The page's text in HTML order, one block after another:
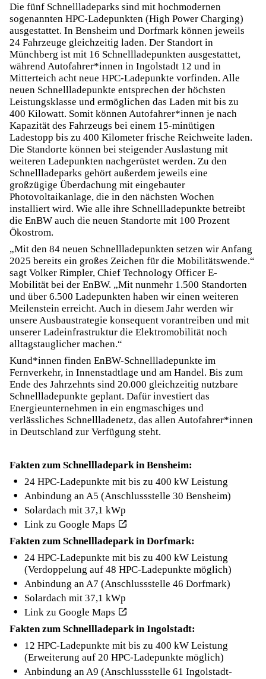
Die fünf Schnellladeparks sind mit hochmodernen
sogenannten HPC-Ladepunkten (High Power Charging)
ausgestattet. In Bensheim und Dorfmark können jeweils
24 Fahrzeuge gleichzeitig laden. Der Standort in
Münchberg ist mit 16 Schnellladepunkten ausgestattet,
während Autofahrer*innen in Ingolstadt 12 und in
Mitterteich acht neue HPC-Ladepunkte vorfinden. Alle
neuen Schnellladepunkte entsprechen der höchsten
Leistungsklasse und ermöglichen das Laden mit bis zu
400 Kilowatt. Somit können Autofahrer*innen je nach
Kapazität des Fahrzeugs bei einem 15-minütigen
Ladestopp bis zu 400 Kilometer frische Reichweite laden.
Die Standorte können bei steigender Auslastung mit
weiteren Ladepunkten nachgerüstet werden. Zu den
Schnellladeparks gehört außerdem jeweils eine
großzügige Überdachung mit eingebauter
Photovoltaikanlage, die in den nächsten Wochen
installiert wird. Wie alle ihre Schnellladepunkte betreibt
die EnBW auch die neuen Standorte mit 100 Prozent
Ökostrom.
„Mit den 84 neuen Schnellladepunkten setzen wir Anfang
2025 bereits ein großes Zeichen für die Mobilitätswende.“
sagt Volker Rimpler, Chief Technology Officer E-
Mobilität bei der EnBW. „Mit nunmehr 1.500 Standorten
und über 6.500 Ladepunkten haben wir einen weiteren
Meilenstein erreicht. Auch in diesem Jahr werden wir
unsere Ausbaustrategie konsequent vorantreiben und mit
unserer Ladeinfrastruktur die Elektromobilität noch
alltagstauglicher machen.“
Kund*innen finden EnBW-Schnellladepunkte im
Fernverkehr, in Innenstadtlage und am Handel. Bis zum
Ende des Jahrzehnts sind 20.000 gleichzeitig nutzbare
Schnellladepunkte geplant. Dafür investiert das
Energieunternehmen in ein engmaschiges und
verlässliches Schnellladenetz, das allen Autofahrer*innen
in Deutschland zur Verfügung steht.
Fakten zum Schnellladepark in Bensheim:
24 HPC-Ladepunkte mit bis zu 400 kW Leistung
Anbindung an A5 (Anschlussstelle 30 Bensheim)
Solardach mit 37,1 kWp
Link zu Google Maps
Fakten zum Schnellladepark in Dorfmark:
24 HPC-Ladepunkte mit bis zu 400 kW Leistung
(Verdoppelung auf 48 HPC-Ladepunkte möglich)
Anbindung an A7 (Anschlussstelle 46 Dorfmark)
Solardach mit 37,1 kWp
Link zu Google Maps
Fakten zum Schnellladepark in Ingolstadt:
12 HPC-Ladepunkte mit bis zu 400 kW Leistung
(Erweiterung auf 20 HPC-Ladepunkte möglich)
Anbindung an A9 (Anschlussstelle 61 Ingolstadt-